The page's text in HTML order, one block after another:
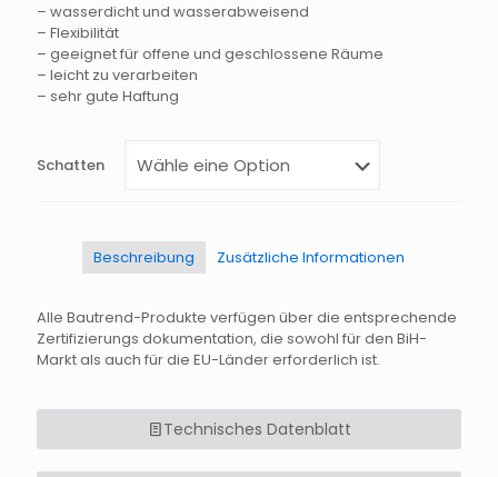
– wasserdicht und wasserabweisend
– Flexibilität
– geeignet für offene und geschlossene Räume
– leicht zu verarbeiten
– sehr gute Haftung
Schatten
Beschreibung Zusätzliche Informationen
Alle Bautrend-Produkte verfügen über die entsprechende
Zertifizierungs dokumentation, die sowohl für den BiH-
Markt als auch für die EU-Länder erforderlich ist.
Technisches Datenblatt